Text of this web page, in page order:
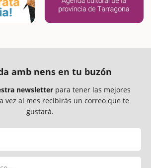
amb nens en tu buzón
newsletterpara tener las mejores
vez al mes recibirás un correo que te
gustará.